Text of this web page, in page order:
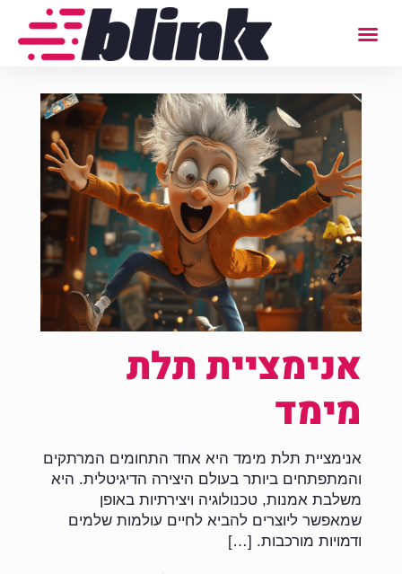
אנימציית תלת
מימד
אנימציית תלת מימד היא אחד התחומים המרתקים
והמתפתחים ביותר בעולם היצירה הדיגיטלית. היא
משלבת אמנות, טכנולוגיה ויצירתיות באופן
שמאפשר ליוצרים להביא לחיים עולמות שלמים
ודמויות מורכבות. […]